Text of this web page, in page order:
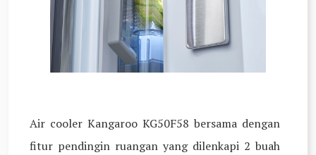
Air cooler Kangaroo KG50F58 bersama dengan
fitur pendingin ruangan yang dilenkapi 2 buah